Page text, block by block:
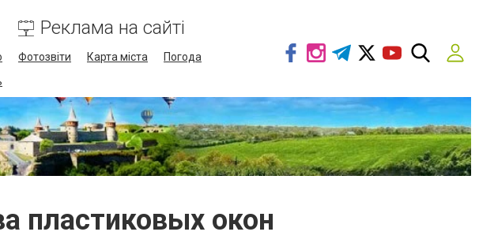
Реклама на сайті
Фотозвіти Карта міста
Погода
пластиковых окон